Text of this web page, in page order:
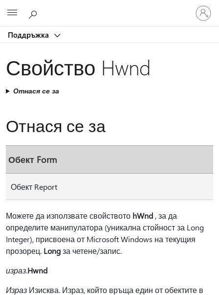
Поддръжка
Влезте
във
вашия
Свойство Hwnd
Отнася се за
Отнася се за
Обект Form
Обект Report
Можете да използвате свойството hWnd , за да
определите манипулатора (уникална стойност за Long
Integer), присвоена от Microsoft Windows на текущия
прозорец. Longза четене/запис.
израз.Hwnd
Израз Изисква. Израз, който връща един от обектите в